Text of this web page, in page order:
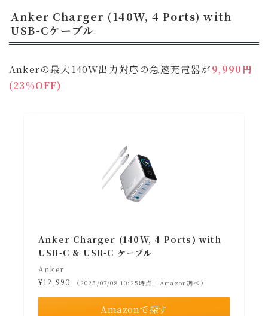
Anker Charger (140W, 4 Ports) with
USB-Cケーブル
Ankerの最大140W出力対応の急速充電器が9,990円
(23%OFF)
Anker Charger (140W, 4 Ports) with
USB-C & USB-C ケーブル
Anker
¥12,990
（2025/07/08 10:25時点 | Amazon調べ）
Amazonで探す